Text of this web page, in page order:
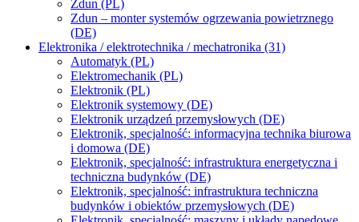
Zdun (PL)
Zdun – monter systemów ogrzewania powietrznego
(DE)
Elektronika / elektrotechnika / mechatronika (31)
Automatyk (PL)
Elektromechanik (PL)
Elektronik (PL)
Elektronik systemowy (DE)
Elektronik urządzeń przemysłowych (DE)
Elektronik, specjalność: informacyjna technika biurowa
i domowa (DE)
Elektronik, specjalność: infrastruktura energetyczna i
techniczna budynków (DE)
Elektronik, specjalność: infrastruktura techniczna
budynków i obiektów przemysłowych (DE)